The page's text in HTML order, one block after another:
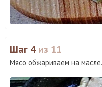
Шаг 4из 11
Мясо обжариваем на масле.